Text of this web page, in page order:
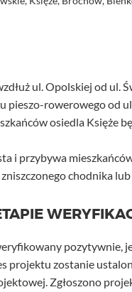
ul. Opolskiej od ul.
pieszo-rowerowego od
osiedla Księże
i przybywa
chodnika
pozytywnie,
projektu zostanie
Zgłoszono